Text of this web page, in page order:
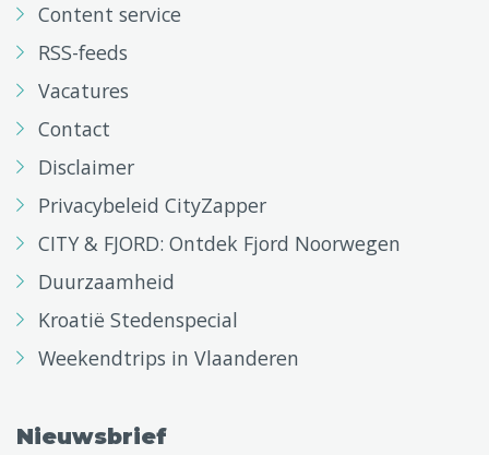
Content service
RSS-feeds
Vacatures
Contact
Disclaimer
Privacybeleid CityZapper
CITY & FJORD: Ontdek Fjord Noorwegen
Duurzaamheid
Kroatië Stedenspecial
Weekendtrips in Vlaanderen
Nieuwsbrief